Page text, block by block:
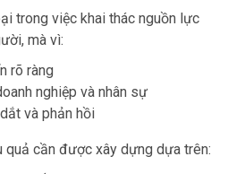
trong việc khai thác nguồn lực
mà vì:
rõ ràng
nghiệp và nhân sự
và phản hồi
quả cần được xây dựng dựa trên: